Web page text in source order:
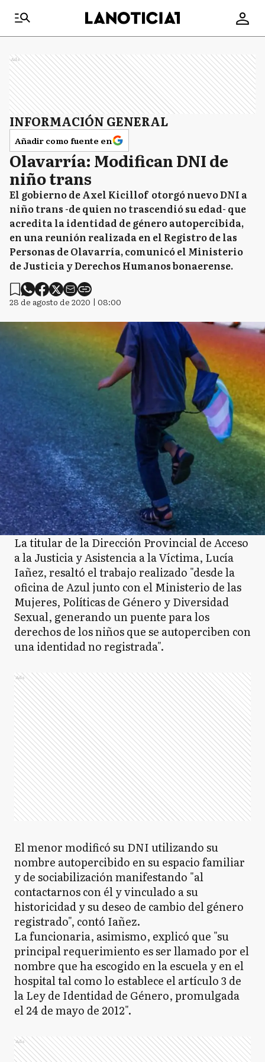
Ads
INFORMACIÓN GENERAL
Añadir como fuente en
Olavarría: Modifican DNI de
niño trans
El gobierno de Axel Kicillof otorgó nuevo DNI a
niño trans -de quien no trascendió su edad- que
acredita la identidad de género autopercibida,
en una reunión realizada en el Registro de las
Personas de Olavarría, comunicó el Ministerio
de Justicia y Derechos Humanos bonaerense.
28 de agosto de 2020 | 08:00
La titular de la Dirección Provincial de Acceso
a la Justicia y Asistencia a la Víctima, Lucía
Iañez, resaltó el trabajo realizado "desde la
oficina de Azul junto con el Ministerio de las
Mujeres, Políticas de Género y Diversidad
Sexual, generando un puente para los
derechos de los niños que se autoperciben con
una identidad no registrada".
Ads
El menor modificó su DNI utilizando su
nombre autopercibido en su espacio familiar
y de sociabilización manifestando "al
contactarnos con él y vinculado a su
historicidad y su deseo de cambio del género
registrado", contó Iañez.
La funcionaria, asimismo, explicó que "su
principal requerimiento es ser llamado por el
nombre que ha escogido en la escuela y en el
hospital tal como lo establece el artículo 3 de
la Ley de Identidad de Género, promulgada
el 24 de mayo de 2012".
Ads